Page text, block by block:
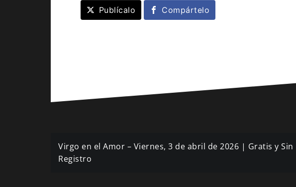
Publícalo Compártelo
Navegación
de
Virgo en el Amor – Viernes, 3 de abril de 2026 | Gratis y Sin
Registro